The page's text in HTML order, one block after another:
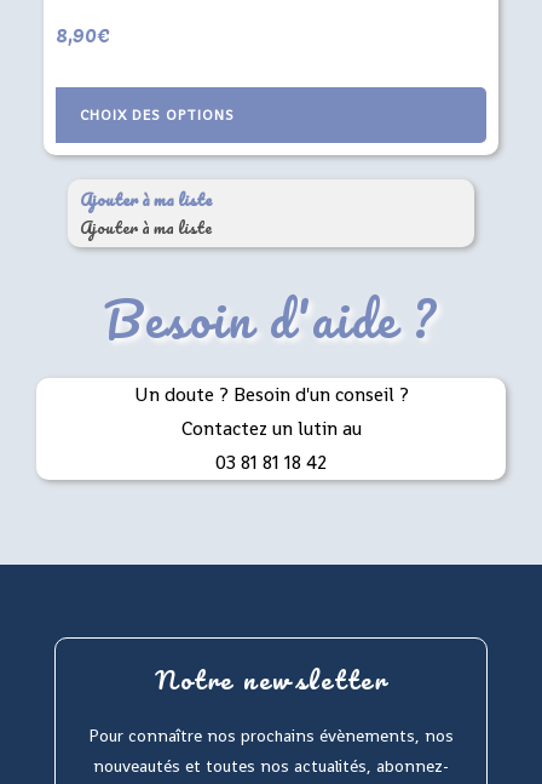
8,90€
CHOIX DES OPTIONS
a
Les
peuvent
être
choisies
sur
la
page
Ajouter à ma liste
Ajouter à ma liste
Besoin d'aide ?
Un doute ? Besoin d'un conseil ?
Contactez un lutin au
03 81 81 18 42
Notre newsletter
Pour connaître nos prochains évènements, nos
nouveautés et toutes nos actualités, abonnez-